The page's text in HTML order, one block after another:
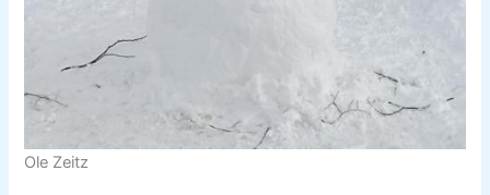
Ole Zeitz